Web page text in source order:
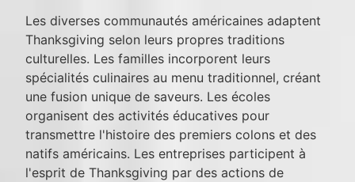
Les diverses communautés américaines adaptent
Thanksgiving selon leurs propres traditions
culturelles. Les familles incorporent leurs
spécialités culinaires au menu traditionnel, créant
une fusion unique de saveurs. Les écoles
organisent des activités éducatives pour
transmettre l'histoire des premiers colons et des
natifs américains. Les entreprises participent à
l'esprit de Thanksgiving par des actions de